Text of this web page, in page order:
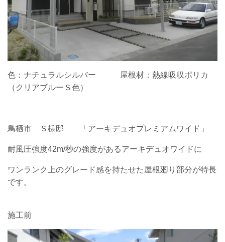
色：ナチュラルシルバー 屋根材：熱線吸収ポリカ
（クリアブルーＳ色）
鳥栖市 Ｓ様邸 「アーキデュオプレミアムワイド」
耐風圧強度42m/秒の強度があるアーキデュオワイドに
ワンランク上のグレード感を持たせた屋根廻り部分が特長
です。
施工前